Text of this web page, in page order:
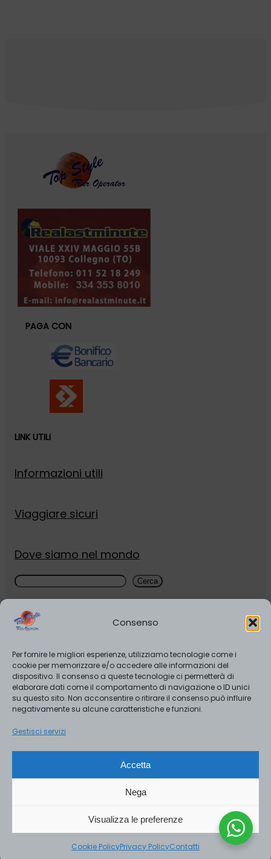
Consenso
Per fornire le migliori esperienze, utilizziamo tecnologie come i
cookie per memorizzare e/o accedere alle informazioni del
dispositivo. Il consenso a queste tecnologie ci permetterà di
elaborare dati come il comportamento di navigazione o ID unici
su questo sito. Non acconsentire o ritirare il consenso può influire
negativamente su alcune caratteristiche e funzioni.
Gestisci servizi
Accetta
Nega
Visualizza le preferenze
Cookie PolicyPrivacy PolicyContatti
PAGA CON
LINK UTILI
Informazioni utili
Viaggiare sicuri
Dove siamo nel mondo
Cerca
Cerca
3343538010
0115218249
info@realastminute.it
Orari
Lunedì-Venerdì 9.00-19:00
Sabato 10.00-13.00/ 15.00-19.00
Top Style Boutique